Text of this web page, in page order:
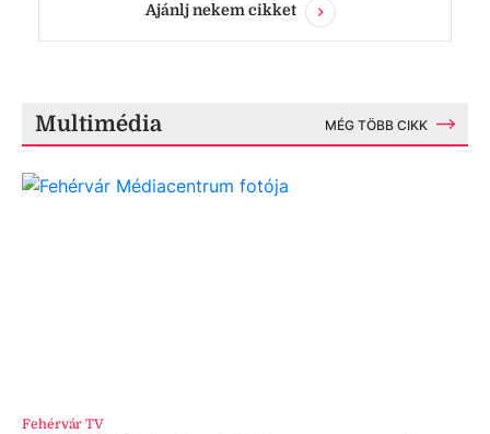
Ajánlj nekem cikket
Multimédia MÉG TÖBB CIKK
Fehérvár TV